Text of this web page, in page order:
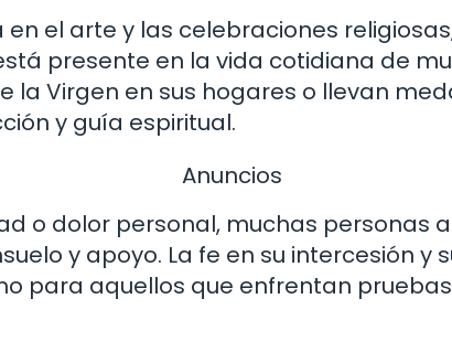
el arte y las celebraciones
presente en la vida cotidiana de
la Virgen en sus hogares o llevan
y guía espiritual.
Anuncios
o dolor personal, muchas personas
y apoyo. La fe en su intercesión y
para aquellos que enfrentan